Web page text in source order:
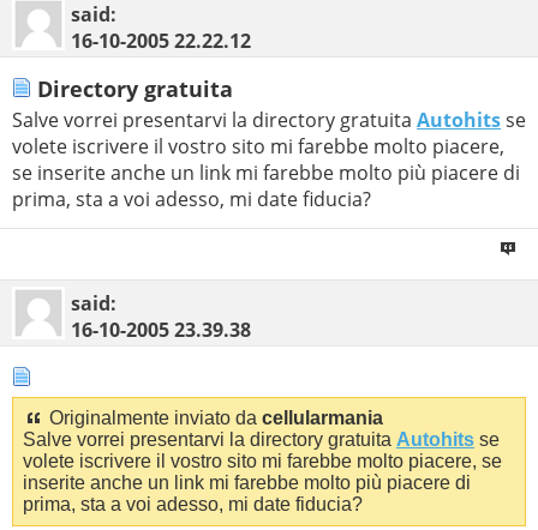
said:
16-10-200522.22.12
Directory gratuita
Salve vorrei presentarvi la directory gratuita Autohitsse
volete iscrivere il vostro sito mi farebbe molto piacere,
se inserite anche un link mi farebbe molto più piacere di
prima, sta a voi adesso, mi date fiducia?
said:
16-10-200523.39.38
Originalmente inviato da cellularmania
Salve vorrei presentarvi la directory gratuita Autohits se
volete iscrivere il vostro sito mi farebbe molto piacere, se
inserite anche un link mi farebbe molto più piacere di
prima, sta a voi adesso, mi date fiducia?